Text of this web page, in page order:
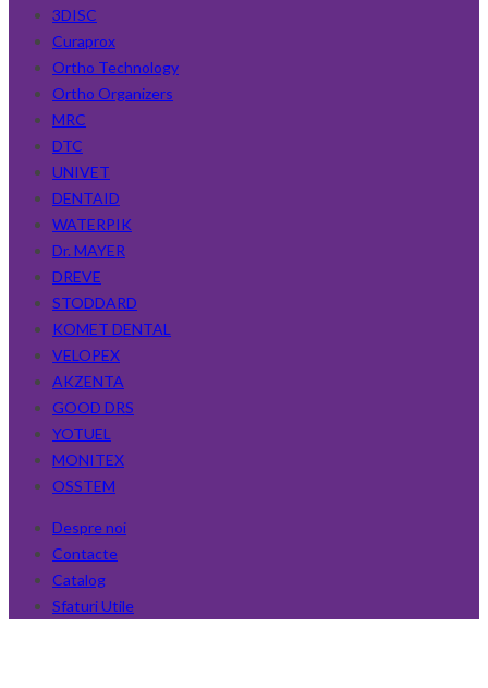
3DISC
Curaprox
Ortho Technology
Ortho Organizers
MRC
DTC
UNIVET
DENTAID
WATERPIK
Dr. MAYER
DREVE
STODDARD
KOMET DENTAL
VELOPEX
AKZENTA
GOOD DRS
YOTUEL
MONITEX
OSSTEM
Despre noi
Contacte
Catalog
Sfaturi Utile